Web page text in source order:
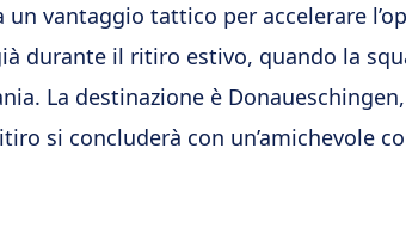
un vantaggio tattico per accelerare
durante il ritiro estivo, quando la
La destinazione è
si concluderà con un’amichevole